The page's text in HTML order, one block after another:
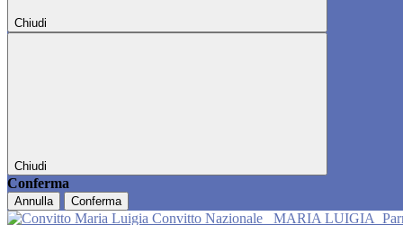
Chiudi
Chiudi
Conferma
Annulla Conferma
Convitto Nazionale MARIA LUIGIA